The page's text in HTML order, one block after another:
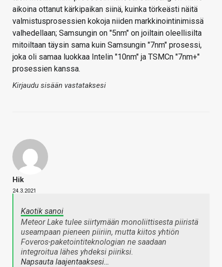
aikoina ottanut kärkipaikan siinä, kuinka törkeästi näitä
valmistusprosessien kokoja niiden markkinointinimissä
valhedellaan; Samsungin on "5nm" on joiltain oleellisilta
mitoiltaan täysin sama kuin Samsungin "7nm" prosessi,
joka oli samaa luokkaa Intelin "10nm" ja TSMCn "7nm+"
prosessien kanssa.
Kirjaudu sisään vastataksesi
Hik
24.3.2021
Kaotik sanoi
Meteor Lake tulee siirtymään monoliittisesta piiristä
useampaan pieneen piiriin, mutta kiitos yhtiön
Foveros-paketointiteknologian ne saadaan
integroitua lähes yhdeksi piiriksi.
Napsauta laajentaaksesi…